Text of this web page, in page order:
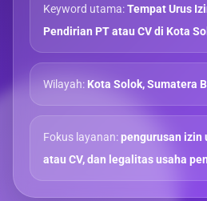
Keyword utama:Tempat Urus
Pendirian PT atau CV di Kota
Wilayah:Kota Solok, Sumatera
Fokus layanan:pengurusan izin
atau CV, dan legalitas usaha